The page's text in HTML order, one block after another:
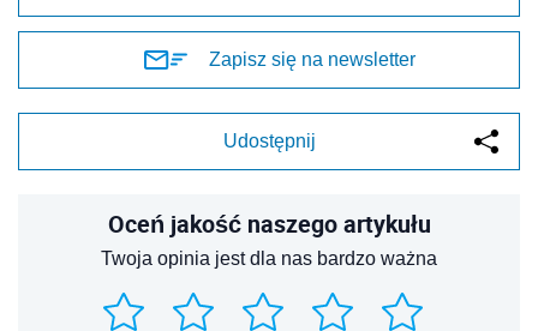
Zapisz się na newsletter
Udostępnij
Oceń jakość naszego artykułu
Twoja opinia jest dla nas bardzo ważna